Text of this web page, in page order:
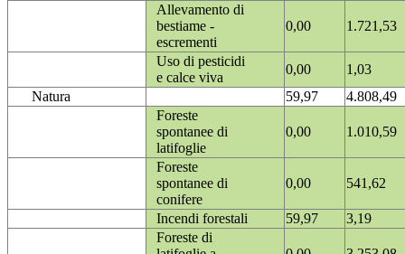
Allevamento di
bestiame -
escrementi
0,00 1.721,53
Uso di pesticidi
e calce viva
0,00
1,03
Natura
59,97
4.808,49
Foreste
spontanee di
latifoglie
0,00 1.010,59
Foreste
spontanee di
conifere
0,00 541,62
Incendi forestali 59,97
3,19
Foreste di